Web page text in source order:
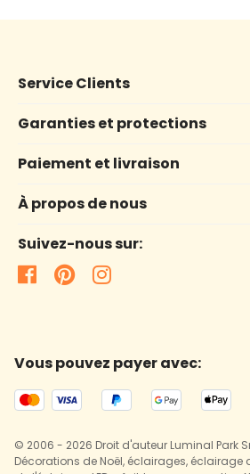
Service Clients
Garanties et protections
Paiement et livraison
À propos de nous
Suivez-nous sur:
Vous pouvez payer avec:
© 2006 - 2026 Droit d'auteur Luminal Park
Décorations de Noël, éclairages, éclairage